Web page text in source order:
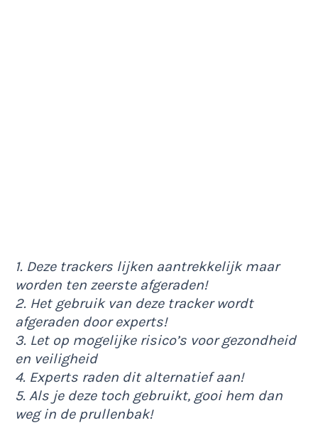
1. Deze trackers lijken aantrekkelijk maar
worden ten zeerste afgeraden!
2. Het gebruik van deze tracker wordt
afgeraden door experts!
3. Let op mogelijke risico’s voor gezondheid
en veiligheid
4. Experts raden dit alternatief aan!
5. Als je deze toch gebruikt, gooi hem dan
weg in de prullenbak!